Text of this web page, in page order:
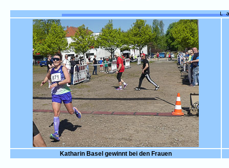
Katharin Basel gewinnt bei den Frauen